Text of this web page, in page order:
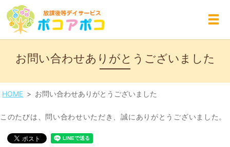
お問い合わせありがとうございました
HOME お問い合わせありがとうございました
このたびは、問い合わせいただき、誠にありがとうございました。